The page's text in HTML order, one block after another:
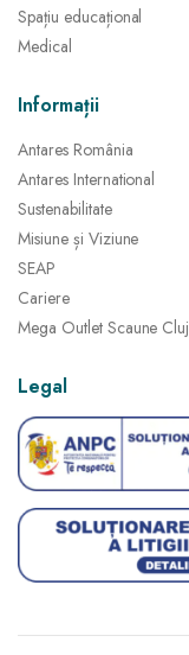
Spațiu educațional
Medical
Informații
Antares România
Antares International
Sustenabilitate
Misiune și Viziune
SEAP
Cariere
Mega Outlet Scaune Cluj
Legal